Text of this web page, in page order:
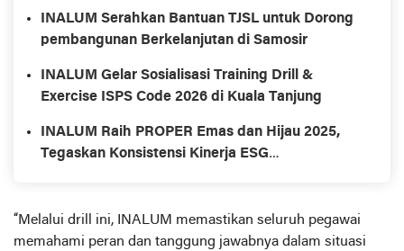
INALUM Serahkan Bantuan TJSL untuk Dorong
pembangunan Berkelanjutan di Samosir
INALUM Gelar Sosialisasi Training Drill &
Exercise ISPS Code 2026 di Kuala Tanjung
INALUM Raih PROPER Emas dan Hijau 2025,
Tegaskan Konsistensi Kinerja ESG
“Melalui drill ini, INALUM memastikan seluruh pegawai
memahami peran dan tanggung jawabnya dalam situasi